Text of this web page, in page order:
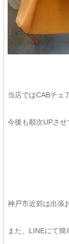
当店ではCABチェ
今後も順次UPさせ
神戸市近郊は出張
また、LINEにて